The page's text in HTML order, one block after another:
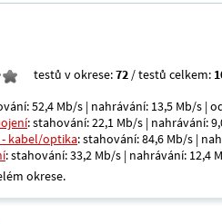
testů v okrese:72 / testů celkem:
52,4 Mb/s | nahrávání: 13,5 Mb/s |
: stahování: 22,1 Mb/s | nahrávání:
kabel/optika: stahování: 84,6 Mb/s |
: stahování: 33,2 Mb/s | nahrávání: 12,4
okrese.